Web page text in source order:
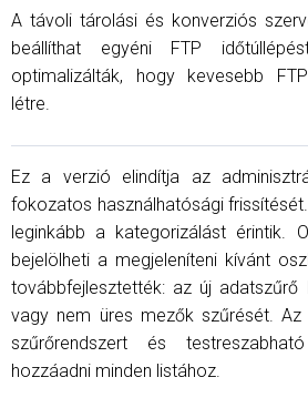
A távoli tárolási és konverziós
beállíthat egyéni FTP
optimalizálták, hogy kevesebb
létre.
Ez a verzió elindítja az
fokozatos használhatósági
leginkább a kategorizálást érintik.
bejelölheti a megjeleníteni kívánt
továbbfejlesztették: az új adatszűrő
vagy nem üres mezők szűrését. Az
szűrőrendszert és
hozzáadni minden listához.